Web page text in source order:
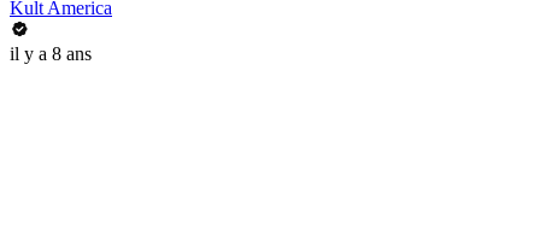
Kult America
il y a 8 ans